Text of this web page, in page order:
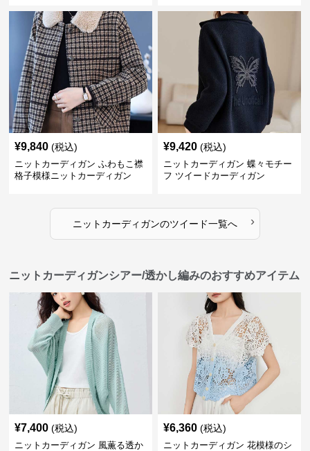
¥9,840 (税込)
ニットカーディガン ふわもこ襟
格子模様ニットカーディガン
¥9,420 (税込)
ニットカーディガン 蝶々モチー
フ ツイードカーディガン
ニットカーディガンのツイード一覧へ ›
ニットカーディガンシアー/透かし編みのおすすめアイテム
¥7,400 (税込)
ニットカーディガン 風薫る透か
¥6,360 (税込)
ニットカーディガン 花模様のシ